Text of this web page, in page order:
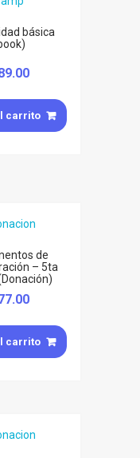
básica
carrito
de
– 5ta
carrito